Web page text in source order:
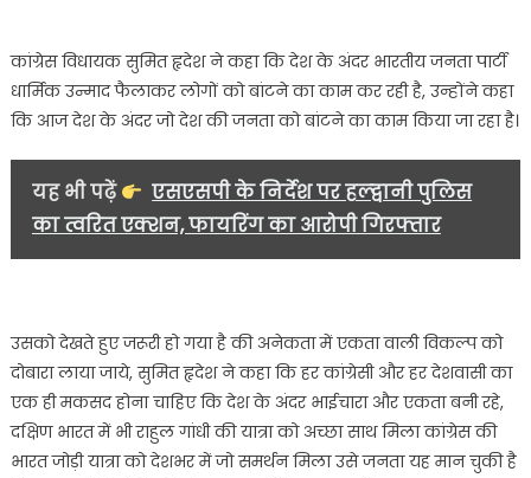
कांग्रेस विधायक सुमित हृदेश ने कहा कि देश के अंदर भारतीय जनता पार्टी
धार्मिक उन्माद फैलाकर लोगों को बांटने का काम कर रही है, उन्होंने कहा
कि आज देश के अंदर जो देश की जनता को बांटने का काम किया जा रहा है।
यह भी पढ़ें
एसएसपी के निर्देश पर हल्द्वानी पुलिस
का त्वरित एक्शन, फायरिंग का आरोपी गिरफ्तार
उसको देखते हुए जरूरी हो गया है की अनेकता में एकता वाली विकल्प को
दोबारा लाया जाये, सुमित हृदेश ने कहा कि हर कांग्रेसी और हर देशवासी का
एक ही मकसद होना चाहिए कि देश के अंदर भाईचारा और एकता बनी रहे,
दक्षिण भारत में भी राहुल गांधी की यात्रा को अच्छा साथ मिला कांग्रेस की
भारत जोड़ी यात्रा को देशभर में जो समर्थन मिला उसे जनता यह मान चुकी है